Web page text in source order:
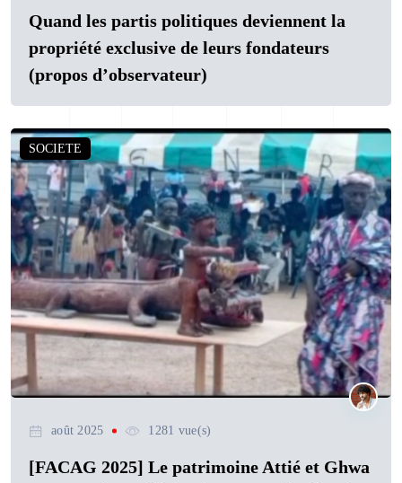
Quand les partis politiques deviennent la
propriété exclusive de leurs fondateurs
(propos d’observateur)
SOCIETE
août 2025 1281 vue(s)
[FACAG 2025] Le patrimoine Attié et Ghwa